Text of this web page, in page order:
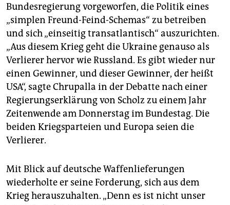
genossenschaft
epaper login
Bundesregierung vorgeworfen, die Politik eines
„simplen Freund-Feind-Schemas“ zu betreiben
und sich „einseitig transatlantisch“ auszurichten.
„Aus diesem Krieg geht die Ukraine genauso als
Verlierer hervor wie Russland. Es gibt wieder nur
einen Gewinner, und dieser Gewinner, der heißt
USA“, sagte Chrupalla in der Debatte nach einer
Regierungserklärung von Scholz zu einem Jahr
Zeitenwende am Donnerstag im Bundestag. Die
beiden Kriegsparteien und Europa seien die
Verlierer.
Mit Blick auf deutsche Waffenlieferungen
wiederholte er seine Forderung, sich aus dem
Krieg herauszuhalten. „Denn es ist nicht unser